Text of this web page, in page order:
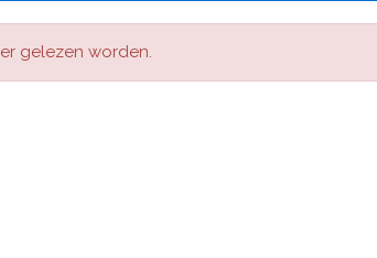
gelezen worden.